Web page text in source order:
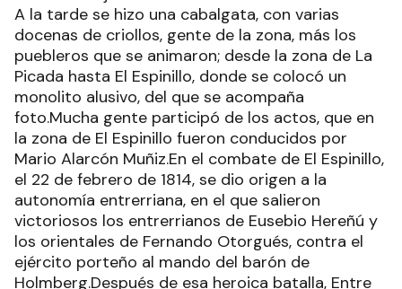
A la tarde se hizo una cabalgata, con varias
docenas de criollos, gente de la zona, más los
puebleros que se animaron; desde la zona de La
Picada hasta El Espinillo, donde se colocó un
monolito alusivo, del que se acompaña
foto.Mucha gente participó de los actos, que en
la zona de El Espinillo fueron conducidos por
Mario Alarcón Muñiz.En el combate de El Espinillo,
el 22 de febrero de 1814, se dio origen a la
autonomía entrerriana, en el que salieron
victoriosos los entrerrianos de Eusebio Hereñú y
los orientales de Fernando Otorgués, contra el
ejército porteño al mando del barón de
Holmberg.Después de esa heroica batalla, Entre